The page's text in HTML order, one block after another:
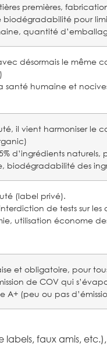
premières,
pour
quantité
désormais le même
santé humaine et
il vient harmoniser le
d’ingrédients
biodégradabilité des
(label privé).
de tests sur
utilisation économe
et obligatoire, pour
de COV qui
(peu ou pas
labels, faux amis,